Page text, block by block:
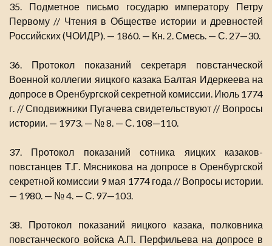
35. Подметное письмо государю императору Петру
Первому // Чтения в Обществе истории и древностей
Российских (ЧОИДР). — 1860. — Кн. 2. Смесь. — С. 27—30.
36. Протокол показаний секретаря повстанческой
Военной коллегии яицкого казака Балтая Идеркеева на
допросе в Оренбургской секретной комиссии. Июль 1774
г. // Сподвижники Пугачева свидетельствуют // Вопросы
истории. — 1973. — № 8. — С. 108—110.
37. Протокол показаний сотника яицких казаков-
повстанцев Т.Г. Мясникова на допросе в Оренбургской
секретной комиссии 9 мая 1774 года // Вопросы истории.
— 1980. — № 4. — С. 97—103.
38. Протокол показаний яицкого казака, полковника
повстанческого войска А.П. Перфильева на допросе в